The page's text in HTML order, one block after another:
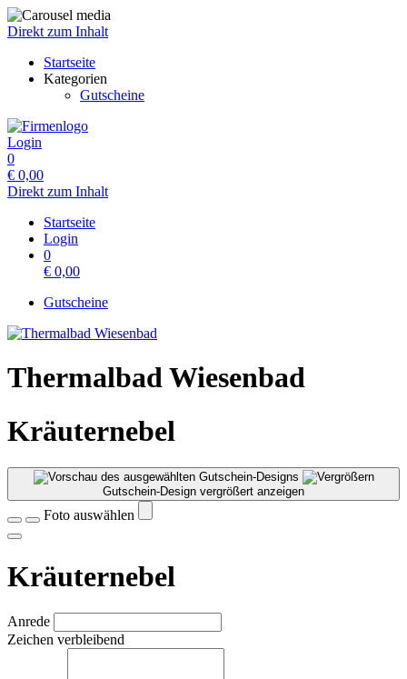
Direkt zum Inhalt
Startseite
Kategorien
Gutscheine
Login
0
€ 0,00
Direkt zum Inhalt
Startseite
Login
0
€ 0,00
Gutscheine
Thermalbad Wiesenbad
Kräuternebel
Gutschein-Design vergrößert anzeigen
Foto auswählen
Kräuternebel
Anrede
Zeichen verbleibend